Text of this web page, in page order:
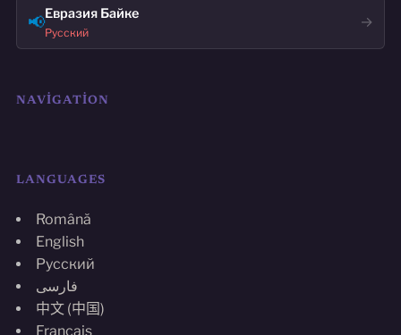
📢Евразия Байке
Русский
→
NAVIGATION
LANGUAGES
Română
English
Русский
فارسی
中文 (中国)
Français